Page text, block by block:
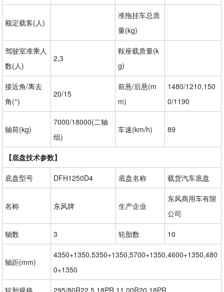
额定载客(人)
准拖挂车总质
量(kg)
驾驶室准乘人
数(人)
2,3
鞍座载质量(k
g)
接近角/离去
角(°)
20/15
前悬/后悬(m
m)
1480/1210,150
0/1190
轴荷(kg)
7000/18000(二轴
组)
车速(km/h) 89
【底盘技术参数】
底盘型号 DFH1250D4 底盘名称 载货汽车底盘
名称 东风牌 生产企业
东风商用车有限
公司
轴数 3 轮胎数 10
轴距(mm)
4350+1350,5350+1350,5700+1350,4600+1350,480
0+1350
轮胎规格 295/80R22.5 18PR,11.00R20 18PR